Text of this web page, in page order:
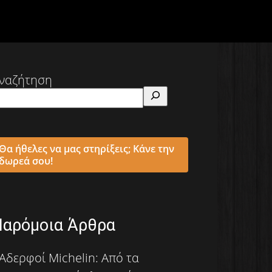
ήθελες να μας στηρίξεις; Κάνε την
σου!
Άρθρα
Michelin: Από τα